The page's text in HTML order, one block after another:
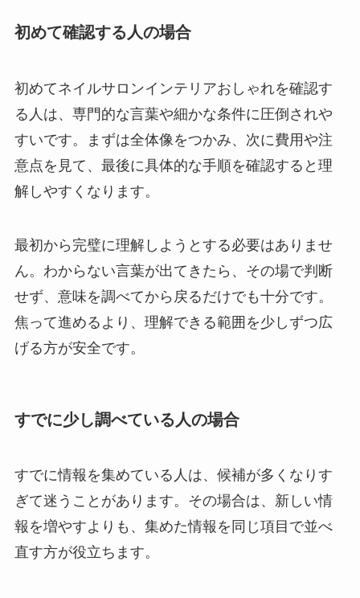
初めて確認する人の場合
初めてネイルサロンインテリアおしゃれを確認す
る人は、専門的な言葉や細かな条件に圧倒されや
すいです。まずは全体像をつかみ、次に費用や注
意点を見て、最後に具体的な手順を確認すると理
解しやすくなります。
最初から完璧に理解しようとする必要はありませ
ん。わからない言葉が出てきたら、その場で判断
せず、意味を調べてから戻るだけでも十分です。
焦って進めるより、理解できる範囲を少しずつ広
げる方が安全です。
すでに少し調べている人の場合
すでに情報を集めている人は、候補が多くなりす
ぎて迷うことがあります。その場合は、新しい情
報を増やすよりも、集めた情報を同じ項目で並べ
直す方が役立ちます。